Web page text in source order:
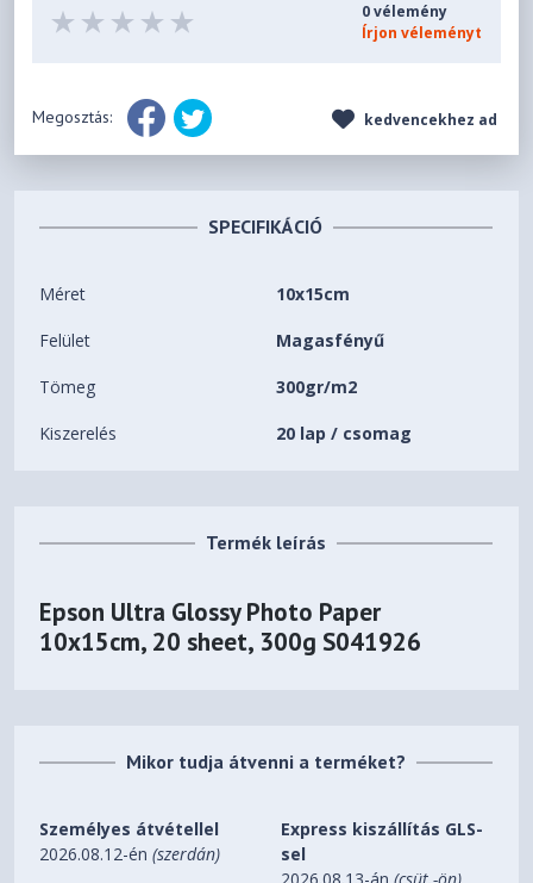
0 vélemény
Írjon véleményt
Megosztás: kedvencekhez ad
SPECIFIKÁCIÓ
Méret 10x15cm
Felület Magasfényű
Tömeg 300gr/m2
Kiszerelés 20 lap / csomag
Termék leírás
Epson Ultra Glossy Photo Paper
10x15cm, 20 sheet, 300g S041926
Mikor tudja átvenni a terméket?
Személyes átvétellel
2026.08.12-én(szerdán)
Express kiszállítás GLS-
sel